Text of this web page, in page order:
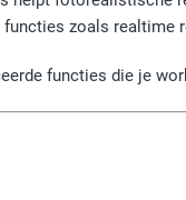
zoals realtime
functies die je